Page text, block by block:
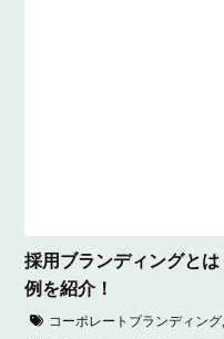
採用ブランディングと
例を紹介！
コーポレートブランディング